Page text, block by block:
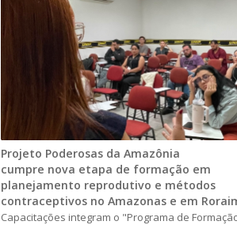
Projeto Poderosas da Amazônia
cumpre nova etapa de formação em
planejamento reprodutivo e métodos
contraceptivos no Amazonas e em
Capacitações integram o "Programa de